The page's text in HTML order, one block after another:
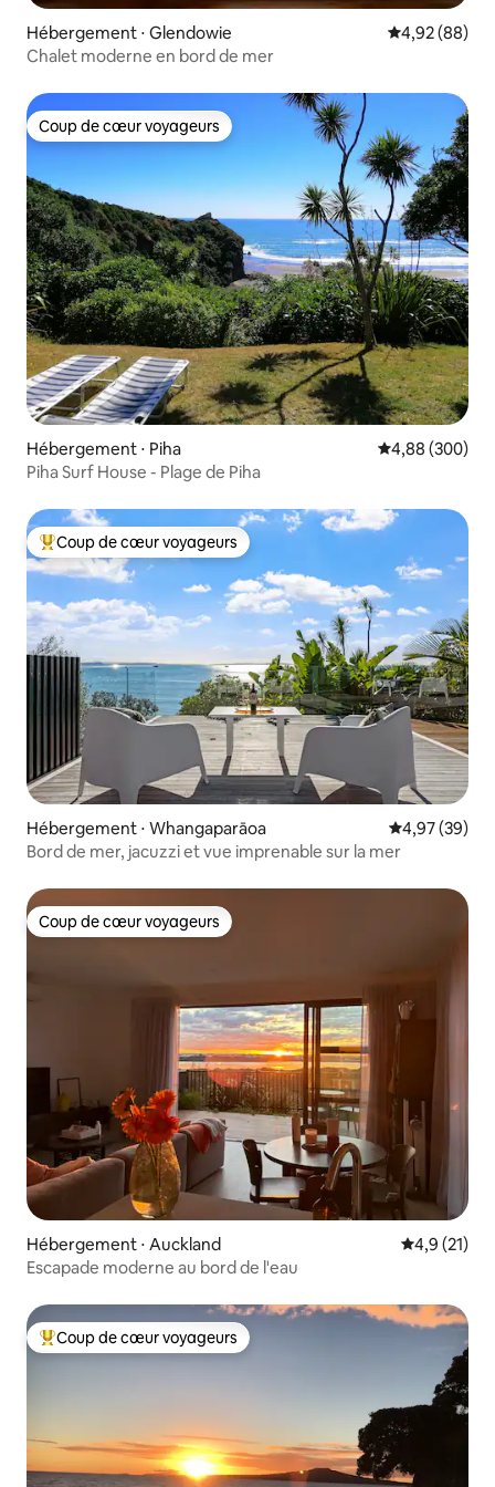
Hébergement ⋅ Glendowie Évaluation
4,92 (88)
Chalet moderne en bord de mer
Coup de cœur voyageurs
Coup de cœur voyageurs
Hébergement ⋅ Piha Évaluation
4,88 (300)
Piha Surf House - Plage de Piha
Coups de cœur voyageurs les plus appréciés
Coup de cœur voyageurs
Hébergement ⋅ Whangaparāoa Évaluation
4,97 (39)
Bord de mer, jacuzzi et vue imprenable sur la mer
Coup de cœur voyageurs
Coup de cœur voyageurs
Hébergement ⋅ Auckland Évaluation
4,9 (21)
Escapade moderne au bord de l'eau
Coups de cœur voyageurs les plus appréciés
Coup de cœur voyageurs